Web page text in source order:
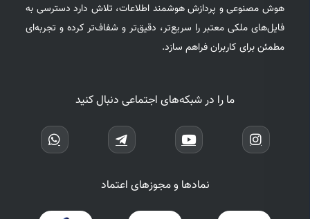
هوش مصنوعی و پردازش هوشمند اطلاعات، تلاش دارد دسترسی به
فایل‌های ملکی معتبر را سریع‌تر، دقیق‌تر و شفاف‌تر کرده و تجربه‌ای
مطمئن برای کاربران فراهم سازد.
ما را در شبکه‌های اجتماعی دنبال کنید
نمادها و مجوزهای اعتماد